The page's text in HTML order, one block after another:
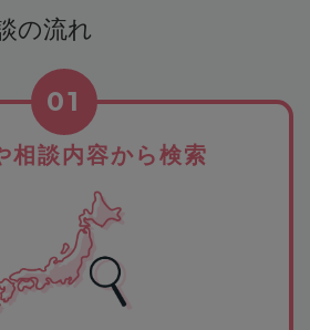
の流れ
相談内容から検索
01